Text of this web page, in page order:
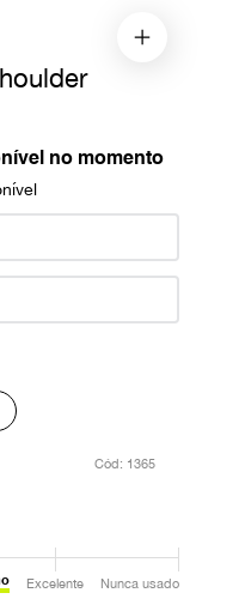
no momento
: 1365
Excelente Nunca usado